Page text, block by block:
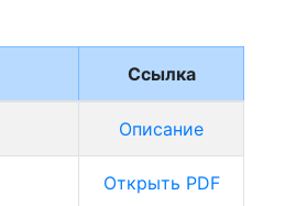
Ссылка
Описание
Открыть PDF